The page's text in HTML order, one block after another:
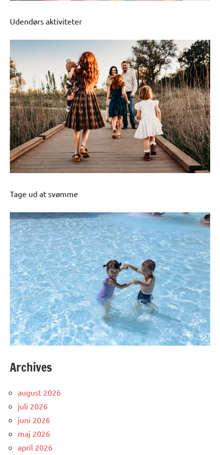
Udendørs aktiviteter
Tage ud at svømme
Archives
august 2026
juli 2026
juni 2026
maj 2026
april 2026